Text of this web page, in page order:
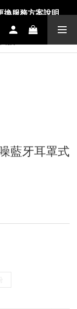
換服務方案說明
>> 馬上選購
換服務方案說明
>> 馬上選購
藍牙耳罩式